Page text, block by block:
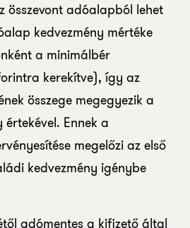
összevont adóalapból lehet
kedvezmény mértéke
a minimálbér
kerekítve), így az
összege megegyezik a
Ennek a
megelőzi az első
kedvezmény igénybe
adómentes a kifizető által